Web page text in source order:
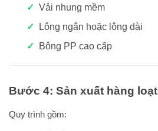
Vải nhung mềm
Lông ngắn hoặc lông dài
Bông PP cao cấp
Bước 4: Sản xuất hàng loạt
Quy trình gồm: